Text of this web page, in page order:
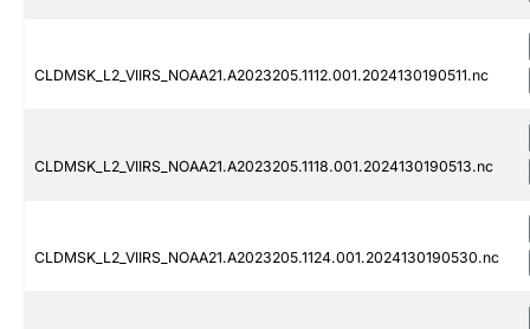
CLDMSK_L2_VIIRS_NOAA21.A2023205.1112.001.2024130190511.nc
CLDMSK_L2_VIIRS_NOAA21.A2023205.1118.001.2024130190513.nc
CLDMSK_L2_VIIRS_NOAA21.A2023205.1124.001.2024130190530.nc